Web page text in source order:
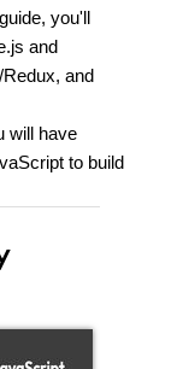
you'll
and
and
will have
to build